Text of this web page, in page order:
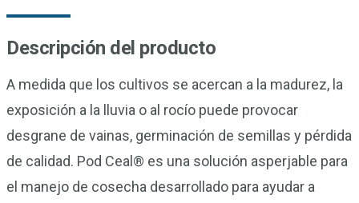
Descripción del producto
A medida que los cultivos se acercan a la madurez, la
exposición a la lluvia o al rocío puede provocar
desgrane de vainas, germinación de semillas y pérdida
de calidad. Pod Ceal® es una solución asperjable para
el manejo de cosecha desarrollado para ayudar a